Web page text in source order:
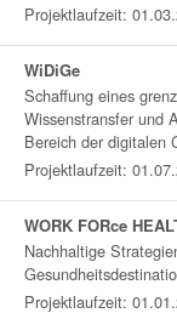
Projektlaufzeit:
WiDiGe
Schaffung eines
Wissenstransfer und
Bereich der digitalen
Projektlaufzeit:
WORK FORce
Nachhaltige
Projektlaufzeit: